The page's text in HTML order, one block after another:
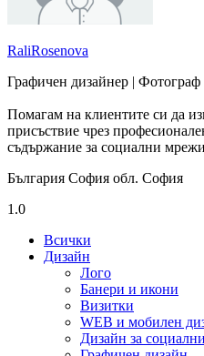
RaliRosenova
Графичен дизайнер | Фотограф
Помагам на клиентите си да
присъствие чрез
съдържание за социални
България София обл. София
1.0
Всички
Дизайн
Лого
Банери и икони
Визитки
WEB и мобилен
Дизайн за